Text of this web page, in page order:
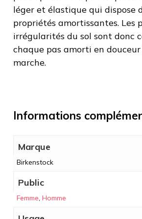
léger et élastique qui dispose
propriétés amortissantes. Les
irrégularités du sol sont donc
chaque pas amorti en
marche.
Informations
Marque
Birkenstock
Public
Femme, Homme